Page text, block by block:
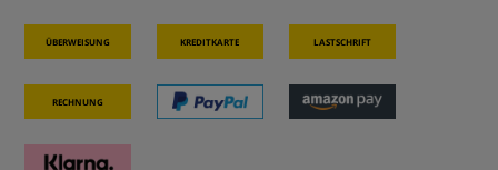
Überweisung Kreditkarte Lastschrift
Rechnung